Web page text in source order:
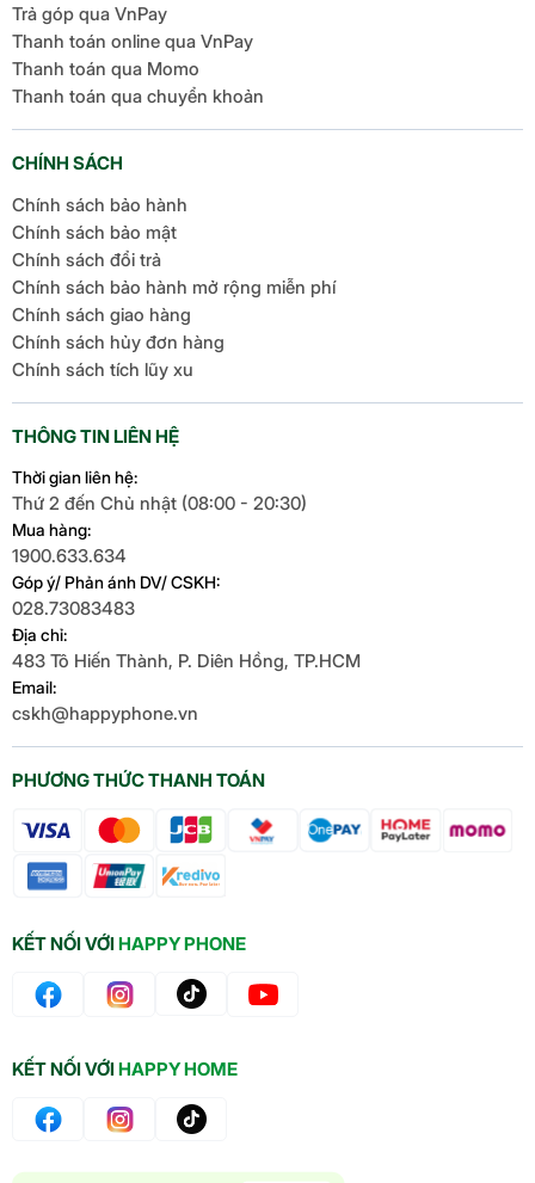
Trả góp qua VnPay
Thanh toán online qua VnPay
Thanh toán qua Momo
Thanh toán qua chuyển khoản
PHƯƠNG THỨC THANH TOÁN
KẾT NỐI VỚIHAPPY PHONE
CHÍNH SÁCH
Chính sách bảo hành
Chính sách bảo mật
Chính sách đổi trả
Chính sách bảo hành mở rộng miễn phí
Chính sách giao hàng
Chính sách hủy đơn hàng
Chính sách tích lũy xu
THÔNG TIN LIÊN HỆ
Thời gian liên hệ:
Thứ 2 đến Chủ nhật (08:00 - 20:30)
Mua hàng:
1900.633.634
Góp ý/ Phản ánh DV/ CSKH:
028.73083483
Địa chỉ:
483 Tô Hiến Thành, P. Diên Hồng, TP.HCM
Email:
cskh@happyphone.vn
KẾT NỐI VỚIHAPPY HOME